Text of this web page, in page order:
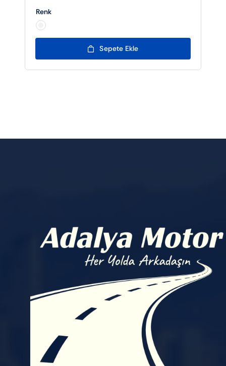
Renk
Sepete Ekle